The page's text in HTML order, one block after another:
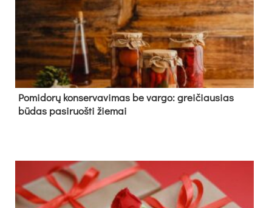
Pomidorų konservavimas be vargo: greičiausias
būdas pasiruošti žiemai